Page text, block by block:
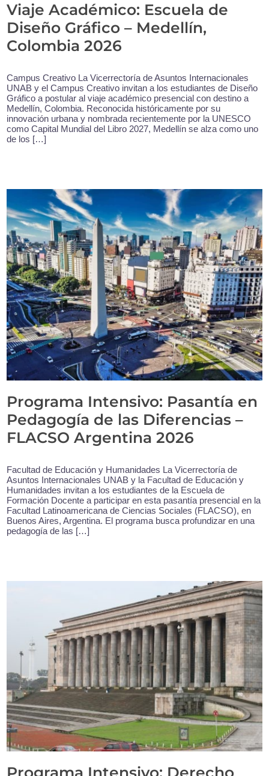
Viaje Académico: Escuela de
Diseño Gráfico – Medellín,
Colombia 2026
Campus Creativo La Vicerrectoría de Asuntos Internacionales
UNAB y el Campus Creativo invitan a los estudiantes de Diseño
Gráfico a postular al viaje académico presencial con destino a
Medellín, Colombia. Reconocida históricamente por su
innovación urbana y nombrada recientemente por la UNESCO
como Capital Mundial del Libro 2027, Medellín se alza como uno
de los […]
Programa Intensivo: Pasantía en
Pedagogía de las Diferencias –
FLACSO Argentina 2026
Facultad de Educación y Humanidades La Vicerrectoría de
Asuntos Internacionales UNAB y la Facultad de Educación y
Humanidades invitan a los estudiantes de la Escuela de
Formación Docente a participar en esta pasantía presencial en la
Facultad Latinoamericana de Ciencias Sociales (FLACSO), en
Buenos Aires, Argentina. El programa busca profundizar en una
pedagogía de las […]
Programa Intensivo: Derecho